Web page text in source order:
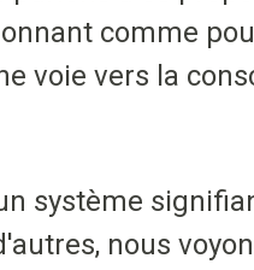
comme
voie vers la
système
nous